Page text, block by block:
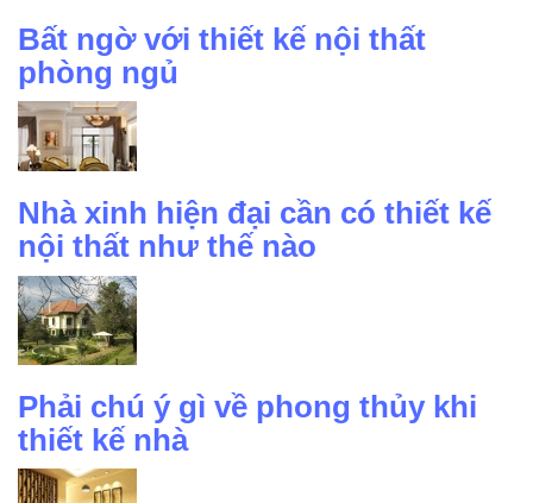
Bất ngờ với thiết kế nội thất
phòng ngủ
Nhà xinh hiện đại cần có thiết kế
nội thất như thế nào
Phải chú ý gì về phong thủy khi
thiết kế nhà